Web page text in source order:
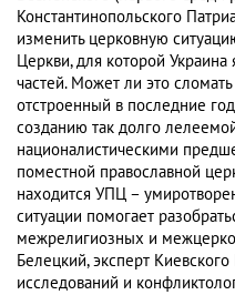
Константинопольского
изменить церковную
Церкви, для которой
частей. Может ли это
отстроенный в последние
созданию так долго
националистическими
поместной православной
находится УПЦ –
ситуации помогает
межрелигиозных и
Белецкий, эксперт
исследований и